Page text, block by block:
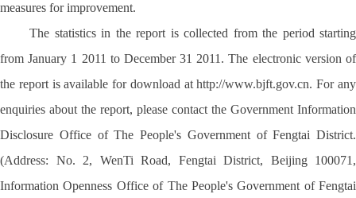
measures for improvement.
The statistics in the report is collected from the period starting
from January 1 2011 to December 31 2011. The electronic version of
the report is available for download at http://www.bjft.gov.cn. For any
enquiries about the report, please contact the Government Information
Disclosure Office of The People's Government of Fengtai District.
(Address: No. 2, WenTi Road, Fengtai District, Beijing 100071,
Information Openness Office of The People's Government of Fengtai